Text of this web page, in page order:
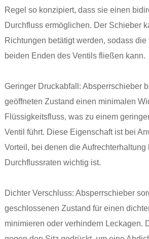
Regel so konzipiert, dass sie einen
Durchfluss ermöglichen. Der Schieber
Richtungen betätigt werden, sodass
beiden Enden des Ventils fließen kann.
Geringer Druckabfall: Absperrschieber
geöffneten Zustand einen minimalen
Flüssigkeitsfluss, was zu einem
Ventil führt. Diese Eigenschaft ist bei
Vorteil, bei denen die Aufrechterhaltung
Durchflussraten wichtig ist.
Dichter Verschluss: Absperrschieber
geschlossenen Zustand für einen
minimieren oder verhindern Leckagen.